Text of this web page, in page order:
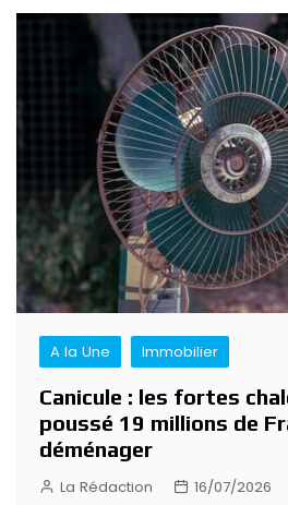
A la Une Immobilier
Canicule : les fortes
poussé 19 millions de
déménager
La Rédaction 16/07/2026